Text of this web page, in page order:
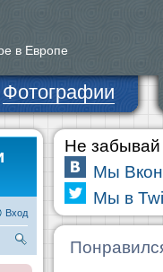
в Европе
Фотографии
Вход
Не забывай
Мы
Мы в